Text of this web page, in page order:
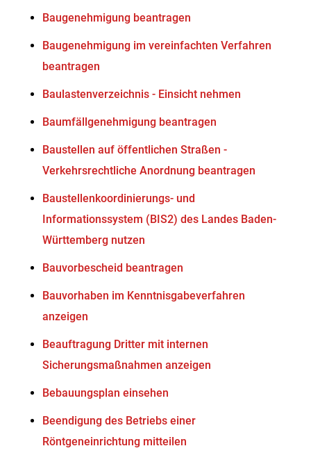
Baugenehmigung beantragen
Baugenehmigung im vereinfachten Verfahren
beantragen
Baulastenverzeichnis - Einsicht nehmen
Baumfällgenehmigung beantragen
Baustellen auf öffentlichen Straßen -
Verkehrsrechtliche Anordnung beantragen
Baustellenkoordinierungs- und
Informationssystem (BIS2) des Landes Baden-
Württemberg nutzen
Bauvorbescheid beantragen
Bauvorhaben im Kenntnisgabeverfahren
anzeigen
Beauftragung Dritter mit internen
Sicherungsmaßnahmen anzeigen
Bebauungsplan einsehen
Beendigung des Betriebs einer
Röntgeneinrichtung mitteilen